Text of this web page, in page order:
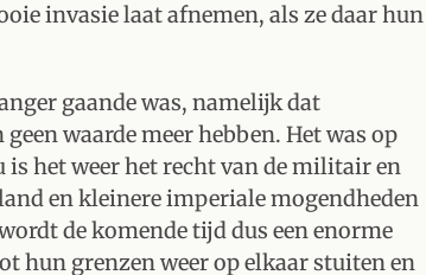
invasie laat afnemen, als ze daar hun
gaande was, namelijk dat
waarde meer hebben. Het was op
is het weer het recht van de militair en
en kleinere imperiale mogendheden
de komende tijd dus een enorme
hun grenzen weer op elkaar stuiten en